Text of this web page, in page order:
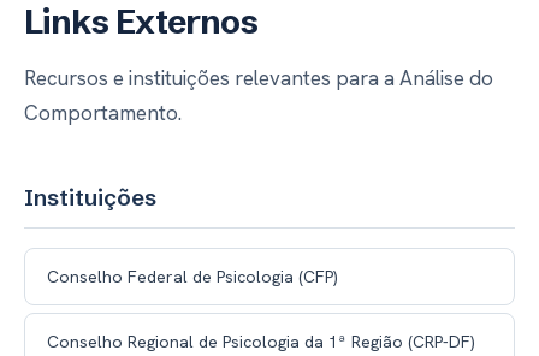
Links Externos
Recursos e instituições relevantes para a Análise do
Comportamento.
Instituições
Conselho Federal de Psicologia (CFP)
Conselho Regional de Psicologia da 1ª Região (CRP-DF)